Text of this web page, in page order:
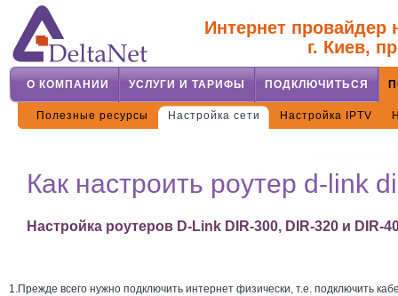
Интернет провайдер
г. Киев,
О КОМПАНИИ УСЛУГИ И ТАРИФЫ ПОДКЛЮЧИТЬСЯ
Полезные ресурсы Настройка сети Настройка IPTV
Как настроить роутер d-link
Настройка роутеров D-Link DIR-300, DIR-320 и DIR-
1.Прежде всего нужно подключить интернет физически, т.е. подключить